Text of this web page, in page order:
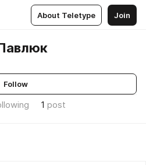
About Teletype Join
Follow
1 post